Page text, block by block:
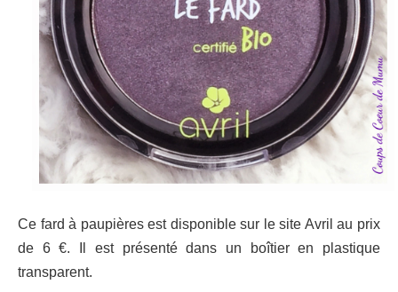
Ce fard à paupières est disponible sur le site Avril au prix
de 6 €.
Il est présenté dans un boîtier en plastique
transparent.